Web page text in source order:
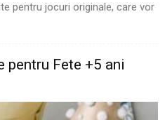
pentru jocuri originale, care vor
pentru Fete +5 ani